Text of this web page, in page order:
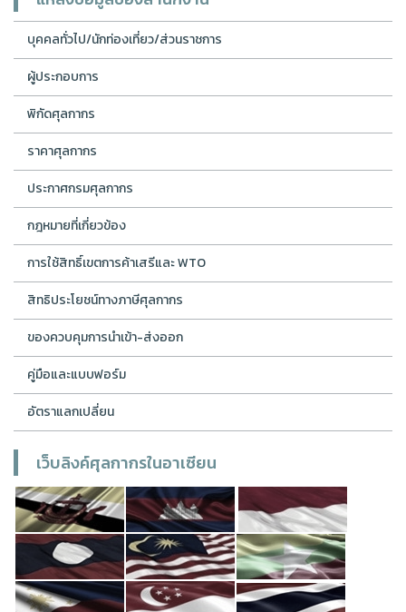
บุคคลทั่วไป/นักท่องเที่ยว/ส่วนราชการ
ผู้ประกอบการ
พิกัดศุลกากร
ราคาศุลกากร
ประกาศกรมศุลกากร
กฎหมายที่เกี่ยวข้อง
การใช้สิทธิ์เขตการค้าเสรีและ WTO
สิทธิประโยชน์ทางภาษีศุลกากร
ของควบคุมการนำเข้า-ส่งออก
คู่มือและแบบฟอร์ม
อัตราแลกเปลี่ยน
เว็บลิงค์ศุลกากรในอาเซียน